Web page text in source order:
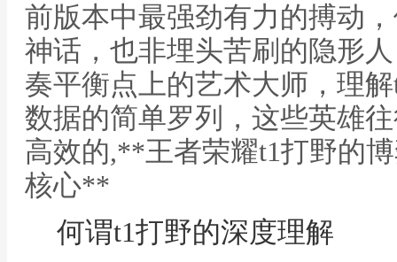
前版本中最强劲有力的搏动
神话，也非埋头苦刷的隐形
奏平衡点上的艺术大师，理
数据的简单罗列，这些英雄
高效的,**王者荣耀t1打野的
核心**
何谓t1打野的深度理解